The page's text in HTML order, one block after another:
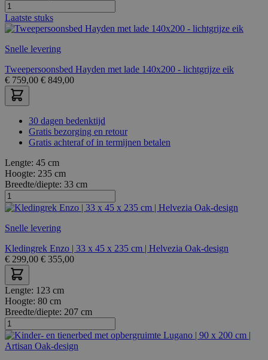
Laatste stuks
Snelle levering
Tweepersoonsbed Hayden met lade 140x200 - lichtgrijze eik
€ 759,00 € 849,00
30 dagen bedenktijd
Gratis bezorging en retour
Gratis achteraf of in termijnen betalen
Lengte: 45 cm
Hoogte: 235 cm
Breedte/diepte: 33 cm
Snelle levering
Kledingrek Enzo | 33 x 45 x 235 cm | Helvezia Oak-design
€ 299,00 € 355,00
Lengte: 123 cm
Hoogte: 80 cm
Breedte/diepte: 207 cm